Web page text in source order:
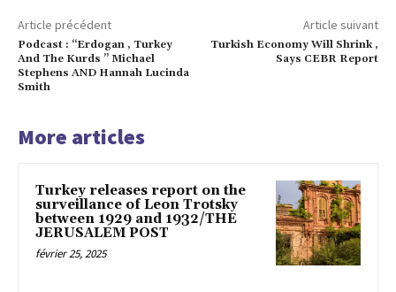
Article précédent
Podcast : “Erdogan , Turkey
And The Kurds ” Michael
Stephens AND Hannah Lucinda
Smith
Article suivant
Turkish Economy Will Shrink ,
Says CEBR Report
More articles
Turkey releases report on the
surveillance of Leon Trotsky
between 1929 and 1932/THE
JERUSALEM POST
février 25, 2025